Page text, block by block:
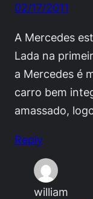
02/17/2011
A Mercedes
Lada na
a Mercedes é
carro bem
amassado,
Reply
william